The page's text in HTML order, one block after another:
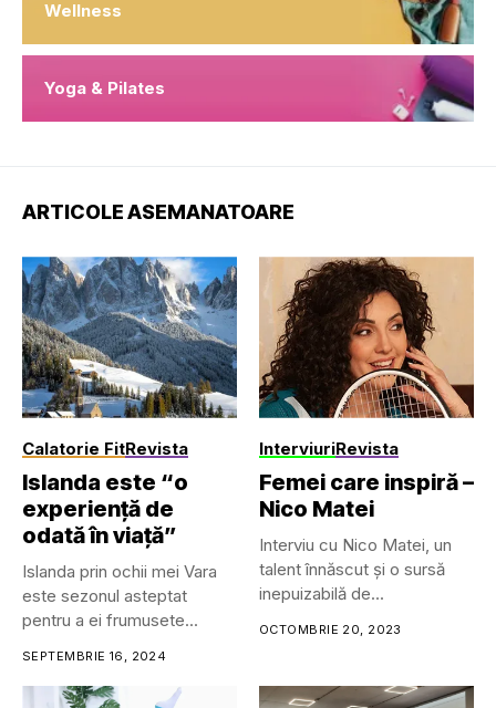
Wellness
Yoga & Pilates
ARTICOLE ASEMANATOARE
Calatorie FitRevista
Islanda este “o
experiență de
odată în viață”
Islanda prin ochii mei Vara
este sezonul asteptat
pentru a ei frumusete...
SEPTEMBRIE 16, 2024
InterviuriRevista
Femei care inspiră –
Nico Matei
Interviu cu Nico Matei, un
talent înnăscut și o sursă
inepuizabilă de...
OCTOMBRIE 20, 2023